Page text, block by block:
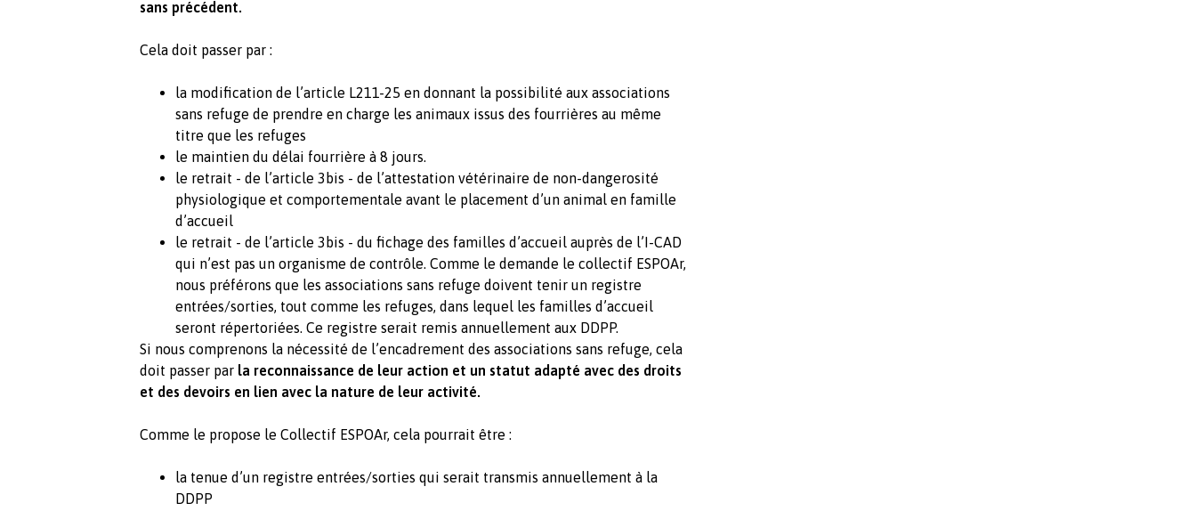
sans précédent.
Cela doit passer par :
la modification de l’article L211-25 en donnant la possibilité aux associations
sans refuge de prendre en charge les animaux issus des fourrières au même
titre que les refuges
le maintien du délai fourrière à 8 jours.
le retrait - de l’article 3bis - de l’attestation vétérinaire de non-dangerosité
physiologique et comportementale avant le placement d’un animal en famille
d’accueil
le retrait - de l’article 3bis - du fichage des familles d’accueil auprès de l’I-CAD
qui n’est pas un organisme de contrôle. Comme le demande le collectif ESPOAr,
nous préférons que les associations sans refuge doivent tenir un registre
entrées/sorties, tout comme les refuges, dans lequel les familles d’accueil
seront répertoriées. Ce registre serait remis annuellement aux DDPP.
Si nous comprenons la nécessité de l’encadrement des associations sans refuge, cela
doit passer par la reconnaissance de leur action et un statut adapté avec des droits
et des devoirs en lien avec la nature de leur activité.
Comme le propose le Collectif ESPOAr, cela pourrait être :
la tenue d’un registre entrées/sorties qui serait transmis annuellement à la
DDPP